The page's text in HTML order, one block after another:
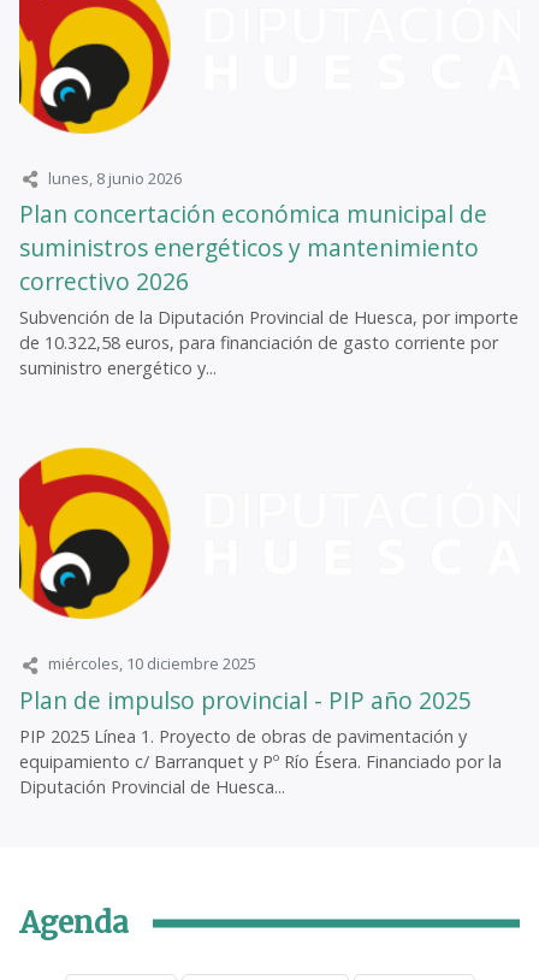
lunes, 8 junio 2026
Plan concertación económica municipal de
suministros energéticos y mantenimiento
correctivo 2026
Subvención de la Diputación Provincial de Huesca, por importe
de 10.322,58 euros, para financiación de gasto corriente por
suministro energético y...
miércoles, 10 diciembre 2025
Plan de impulso provincial - PIP año 2025
PIP 2025 Línea 1. Proyecto de obras de pavimentación y
equipamiento c/ Barranquet y Pº Río Ésera. Financiado por la
Diputación Provincial de Huesca...
Agenda